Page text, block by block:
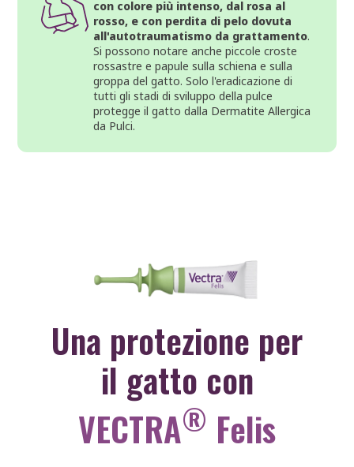
con colore più intenso, dal rosa al
rosso, e con perdita di pelo dovuta
all'autotraumatismo da grattamento.
Si possono notare anche piccole croste
rossastre e papule sulla schiena e sulla
groppa del gatto. Solo l'eradicazione di
tutti gli stadi di sviluppo della pulce
protegge il gatto dalla Dermatite Allergica
da Pulci.
Una protezione per
il gatto con
VECTRA® Felis